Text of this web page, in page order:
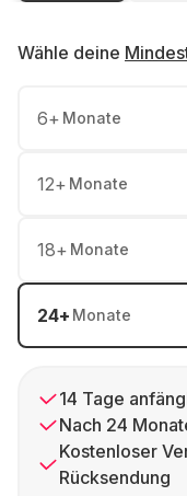
Wähle deine
6+ Monate
12+ Monate
18+ Monate
24+ Monate
14 Tage
Nach 24
Kostenloser
Rücksendung